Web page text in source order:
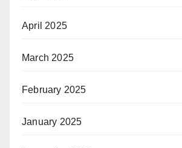
April 2025
March 2025
February 2025
January 2025